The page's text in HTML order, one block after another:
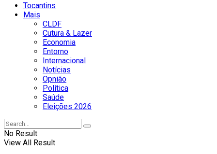
Tocantins
Mais
CLDF
Cutura & Lazer
Economia
Entorno
Internacional
Notícias
Opnião
Política
Saúde
Eleições 2026
No Result
View All Result